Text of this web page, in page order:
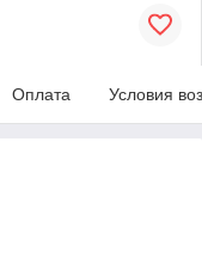
Оплата Условия